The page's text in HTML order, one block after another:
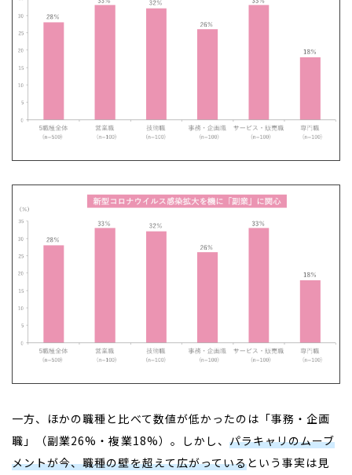
一方、ほかの職種と比べて数値が低かったのは「事務・企画
職」（副業26%・複業18%）。しかし、 パラキャリのムーブ
メントが今、職種の壁を超えて広がっているという事実は見